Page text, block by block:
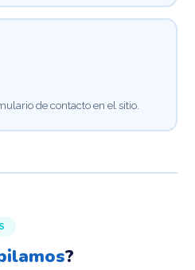
de contacto en el sitio.
?